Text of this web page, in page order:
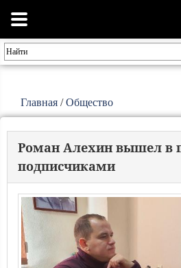
Главная /Общество
Роман Алехин вышел в
подписчиками